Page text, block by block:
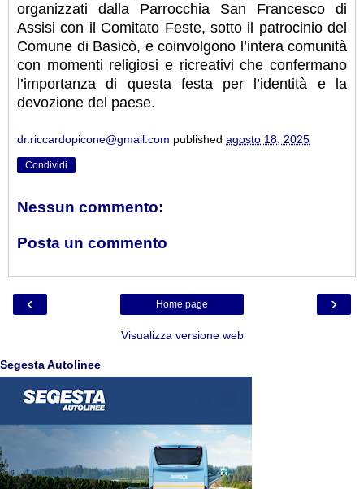
organizzati dalla Parrocchia San Francesco di
Assisi con il Comitato Feste, sotto il patrocinio del
Comune di Basicò, e coinvolgono l’intera comunità
con momenti religiosi e ricreativi che confermano
l’importanza di questa festa per l’identità e la
devozione del paese.
dr.riccardopicone@gmail.com published agosto 18, 2025
Condividi
Nessun commento:
Posta un commento
‹ ›
Home page
Visualizza versione web
Segesta Autolinee